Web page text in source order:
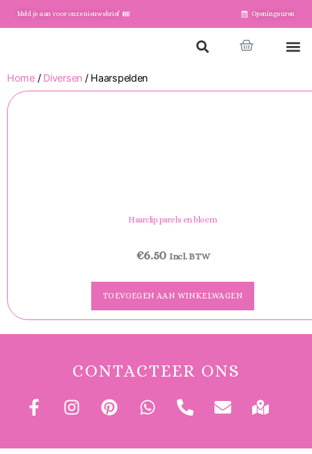
Meld je aan voor onze nieuwsbrief Openingsuren
Home/ Diversen/ Haarspelden
Haarclip parels en bloem
€6.50 Incl. BTW
TOEVOEGEN AAN WINKELWAGEN
CONTACTEER ONS